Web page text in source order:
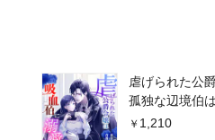
虐げられた公
孤独な辺境伯
1,210